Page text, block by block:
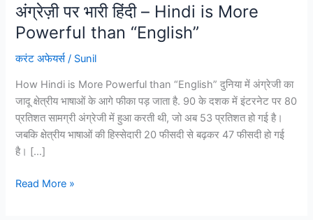
अंग्रेज़ी पर भारी हिंदी – Hindi is More
Powerful than “English”
करंट अफेयर्स/ Sunil
How Hindi is More Powerful than “English” दुनिया में अंग्रेजी का
जादू क्षेत्रीय भाषाओं के आगे फीका पड़ जाता है. 90 के दशक में इंटरनेट पर 80
प्रतिशत सामग्री अंग्रेजी में हुआ करती थी, जो अब 53 प्रतिशत हो गई है।
जबकि क्षेत्रीय भाषाओं की हिस्सेदारी 20 फीसदी से बढ़कर 47 फीसदी हो गई
है। […]
अंग्रेज़ी
Read More »